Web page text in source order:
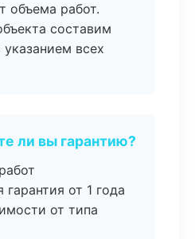
объема работ.
составим
всех
ли вы гарантию?
гарантия от 1 года
от типа